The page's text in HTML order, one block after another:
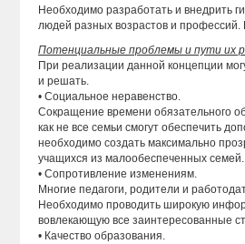
Необходимо разработать и внедрить
людей разных возрастов и
Потенциальные проблемы и пути их
При реализации данной концепции
и решать.
• Социальное неравенство.
Сокращение времени обязательного
как не все семьи смогут обеспечить
необходимо создать максимально
учащихся из малообеспеченных семей.
• Сопротивление изменениям.
Многие педагоги, родители и
Необходимо проводить широкую
вовлекающую все заинтересованные
• Качество образования.